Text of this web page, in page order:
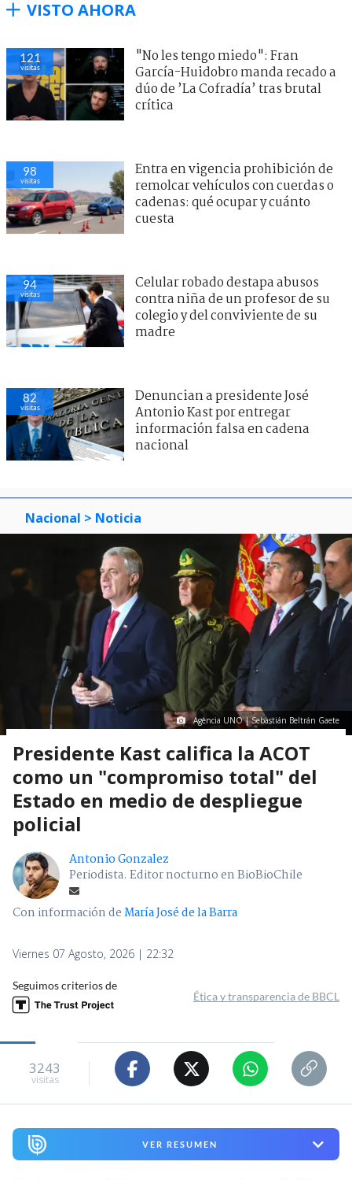
VISTO AHORA
121
visitas
"No les tengo miedo": Fran
García-Huidobro manda recado a
dúo de ’La Cofradía’ tras brutal
crítica
98
visitas
Entra en vigencia prohibición de
remolcar vehículos con cuerdas o
cadenas: qué ocupar y cuánto
cuesta
94
visitas
Celular robado destapa abusos
contra niña de un profesor de su
colegio y del conviviente de su
madre
82
visitas
Denuncian a presidente José
Antonio Kast por entregar
información falsa en cadena
nacional
Nacional > Noticia
Agencia UNO | Sebastián Beltrán Gaete
Presidente Kast califica la ACOT
como un "compromiso total" del
Estado en medio de despliegue
policial
Antonio Gonzalez
Periodista. Editor nocturno en BioBioChile
Con información deMaría José de la Barra
Viernes 07 Agosto, 2026 | 22:32
Seguimos criterios de
Ética y transparencia de BBCL
3243
visitas
VER RESUMEN